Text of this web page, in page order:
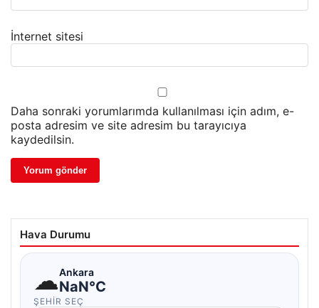
İnternet sitesi
Daha sonraki yorumlarımda kullanılması için adım, e-
posta adresim ve site adresim bu tarayıcıya
kaydedilsin.
Hava Durumu
☁Ankara
NaN°C
ŞEHIR SEÇ